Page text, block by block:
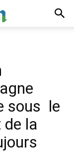
sous le
de la